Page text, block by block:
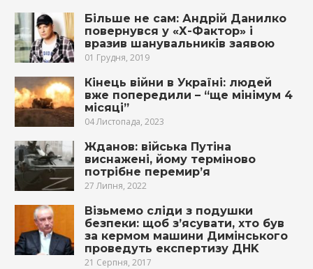
Більше не сам: Андрій Данилко
повернувся у «Х-Фактор» і
вразив шанувальників заявою
01 Грудня, 2019
Кінець війни в Україні: людей
вже попередили – “ще мінімум 4
місяці”
04 Листопада, 2023
Жданов: війська Путіна
виснажені, йому терміново
потрібне перемир’я
27 Липня, 2022
Візьмемо сліди з подушки
безпеки: щоб з’ясувати, хто був
за кермом машини Димінського
проведуть eкспeртизу ДНK
21 Серпня, 2017